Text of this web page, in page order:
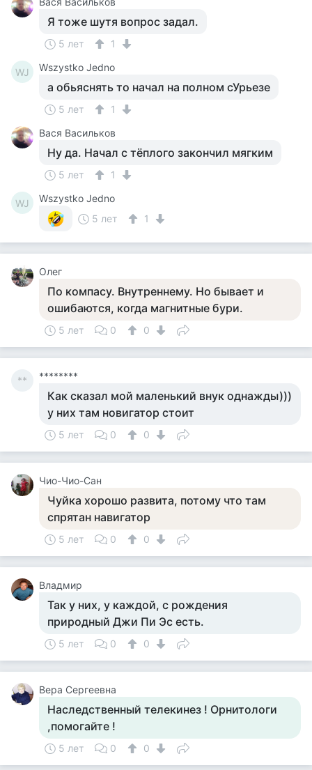
Я тоже шутя вопрос задал.
5 лет 1
WJ Wszystko Jedno
а обьяснять то начал на полном сУрьезе
5 лет
1
Вася Васильков
Ну да. Начал с тёплого закончил мягким
5 лет 1
WJ
Wszystko Jedno
5 лет
1
Олег
По компасу. Внутреннему. Но бывает и
ошибаются, когда магнитные бури.
5 лет 0 0
** ********
Как сказал мой маленький внук однажды)))
у них там новигатор стоит
5 лет 0 0
Чио-Чио-Сан
Чуйка хорошо развита, потому что там
спрятан навигатор
5 лет 0 0
Владмир
Так у них, у каждой, с рождения
природный Джи Пи Эс есть.
5 лет 0 0
Вера Сергеевна
Наследственный телекинез ! Орнитологи
,помогайте !
5 лет 0 0